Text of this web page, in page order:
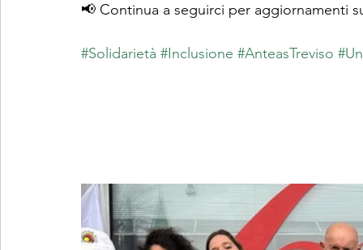
📢 Continua a seguirci per aggiornamenti
#Solidarietà #Inclusione #AnteasTreviso